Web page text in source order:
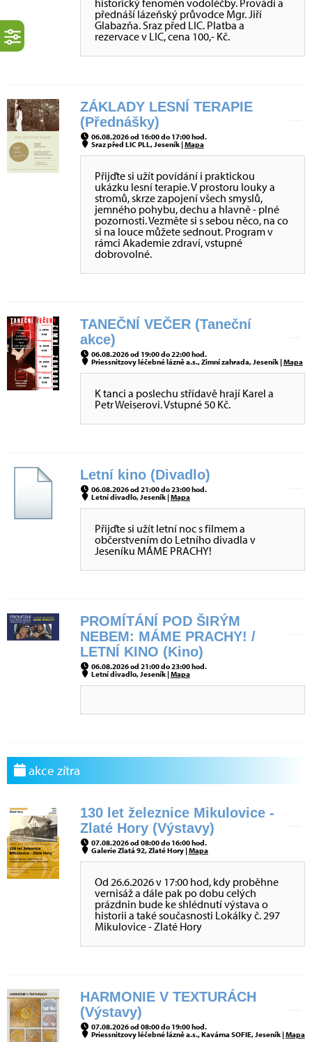
historický fenomén vodoléčby. Provádí a
přednáší lázeňský průvodce Mgr. Jiří
Glabazňa. Sraz před LIC. Platba a
rezervace v LIC, cena 100,- Kč.
ZÁKLADY LESNÍ TERAPIE
(Přednášky)
06.08.2026 od 16:00 do 17:00 hod.
Sraz před LIC PLL, Jeseník |Mapa
Přijďte si užít povídání i praktickou
ukázku lesní terapie. V prostoru louky a
stromů, skrze zapojení všech smyslů,
jemného pohybu, dechu a hlavně - plné
pozornosti. Vezměte si s sebou něco, na co
si na louce můžete sednout. Program v
rámci Akademie zdraví, vstupné
dobrovolné.
TANEČNÍ VEČER (Taneční
akce)
06.08.2026 od 19:00 do 22:00 hod.
Priessnitzovy léčebné lázně a.s., Zimní zahrada, Jeseník |Mapa
K tanci a poslechu střídavě hrají Karel a
Petr Weiserovi. Vstupné 50 Kč.
Letní kino (Divadlo)
06.08.2026 od 21:00 do 23:00 hod.
Letní divadlo, Jeseník |Mapa
Přijďte si užít letní noc s filmem a
občerstvením do Letního divadla v
Jeseníku MÁME PRACHY!
PROMÍTÁNÍ POD ŠIRÝM
NEBEM: MÁME PRACHY! /
LETNÍ KINO (Kino)
06.08.2026 od 21:00 do 23:00 hod.
Letní divadlo, Jeseník |Mapa
akce zítra
130 let železnice Mikulovice -
Zlaté Hory (Výstavy)
07.08.2026 od 08:00 do 16:00 hod.
Galerie Zlatá 92, Zlaté Hory |Mapa
Od 26.6.2026 v 17:00 hod, kdy proběhne
vernisáž a dále pak po dobu celých
prázdnin bude ke shlédnutí výstava o
historii a také současnosti Lokálky č. 297
Mikulovice - Zlaté Hory
HARMONIE V TEXTURÁCH
(Výstavy)
07.08.2026 od 08:00 do 19:00 hod.
Priessnitzovy léčebné lázně a.s., Kavárna SOFIE, Jeseník |Mapa